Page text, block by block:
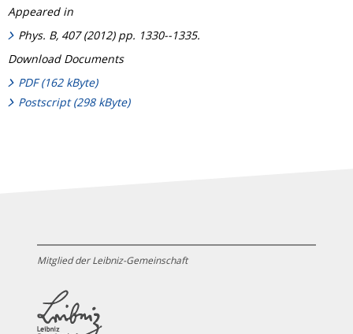
Appeared in
Phys. B, 407 (2012) pp. 1330--1335.
Download Documents
PDF (162 kByte)
Postscript (298 kByte)
Mitglied der Leibniz-Gemeinschaft